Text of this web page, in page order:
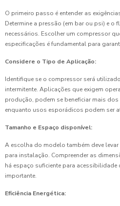
O primeiro passo é entender as
Determine a pressão (em bar ou psi) e o
necessários. Escolher um compressor
especificações é fundamental para
Considere o Tipo de Aplicação:
Identifique se o compressor será
intermitente. Aplicações que exigem
produção, podem se beneficiar mais
enquanto usos esporádicos podem ser
Tamanho e Espaço disponível:
A escolha do modelo também deve
para instalação. Compreender as
há espaço suficiente para acessibilidade
importante.
Eficiência Energética: